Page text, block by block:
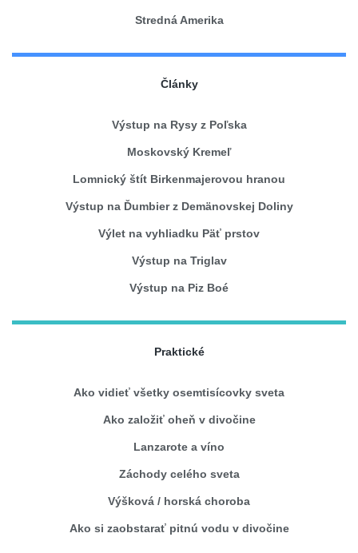
Stredná Amerika
Články
Výstup na Rysy z Poľska
Moskovský Kremeľ
Lomnický štít Birkenmajerovou hranou
Výstup na Ďumbier z Demänovskej Doliny
Výlet na vyhliadku Päť prstov
Výstup na Triglav
Výstup na Piz Boé
Praktické
Ako vidieť všetky osemtisícovky sveta
Ako založiť oheň v divočine
Lanzarote a víno
Záchody celého sveta
Výšková / horská choroba
Ako si zaobstarať pitnú vodu v divočine